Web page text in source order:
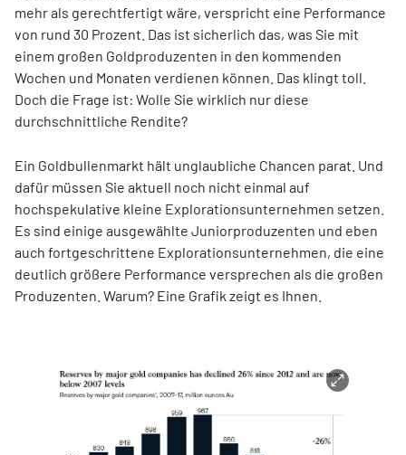
mehr als gerechtfertigt wäre, verspricht eine Performance
von rund 30 Prozent. Das ist sicherlich das, was Sie mit
einem großen Goldproduzenten in den kommenden
Wochen und Monaten verdienen können. Das klingt toll.
Doch die Frage ist: Wolle Sie wirklich nur diese
durchschnittliche Rendite?
Ein Goldbullenmarkt hält unglaubliche Chancen parat. Und
dafür müssen Sie aktuell noch nicht einmal auf
hochspekulative kleine Explorationsunternehmen setzen.
Es sind einige ausgewählte Juniorproduzenten und eben
auch fortgeschrittene Explorationsunternehmen, die eine
deutlich größere Performance versprechen als die großen
Produzenten. Warum? Eine Grafik zeigt es Ihnen.